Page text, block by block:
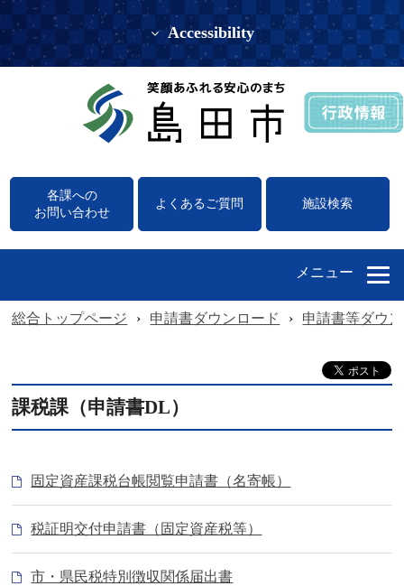
Accessibility
各課への
お問い合わせ
よくあるご質問 施設検索
メニュー
総合トップページ › 申請書ダウンロード › 申請書等ダウ
課税課（申請書DL）
固定資産課税台帳閲覧申請書（名寄帳）
税証明交付申請書（固定資産税等）
市・県民税特別徴収関係届出書